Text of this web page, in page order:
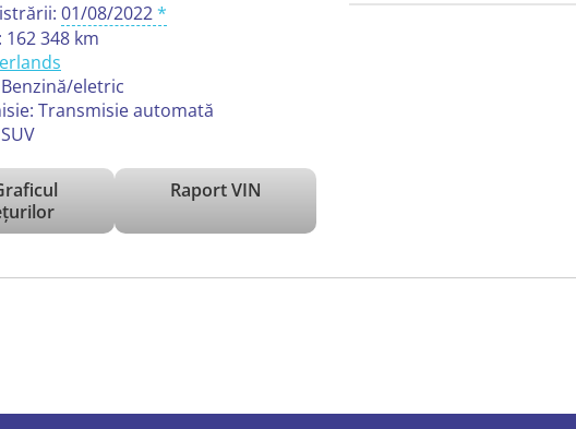
01/08/2022
348 km
eletric
Transmisie automată
Raport VIN